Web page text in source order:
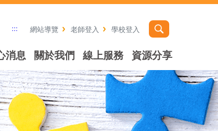
::: 網站導覽 老師登入 學校登入
消息 關於我們 線上服務 資源分享